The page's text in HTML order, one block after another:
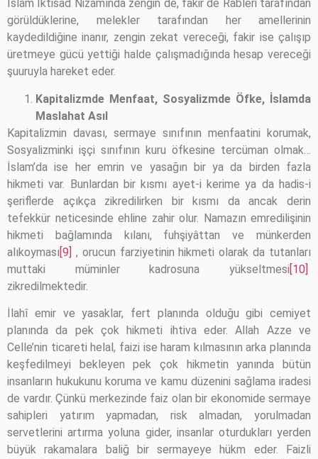
İslam İktisad Nizamında zengin de, fakir de Rableri tarafından
görüldüklerine, melekler tarafından her amellerinin
kaydedildiğine inanır, zengin zekat vereceği, fakir ise çalışıp
üretmeye gücü yettiği halde çalışmadığında hesap vereceği
şuuruyla hareket eder.
Kapitalizmde Menfaat, Sosyalizmde Öfke, İslamda
Maslahat Asıl
Kapitalizmin davası, sermaye sınıfının menfaatini korumak,
Sosyalizminki işçi sınıfının kuru öfkesine tercüman olmak…
İslam’da ise her emrin ve yasağın bir ya da birden fazla
hikmeti var. Bunlardan bir kısmı ayet-i kerime ya da hadis-i
şeriflerde açıkça zikredilirken bir kısmı da ancak derin
tefekkür neticesinde ehline zahir olur. Namazın emredilişinin
hikmeti bağlamında kılanı, fuhşiyâttan ve münkerden
alıkoyması[9] , orucun farziyetinin hikmeti olarak da tutanları
muttaki müminler kadrosuna yükseltmesi[10]
zikredilmektedir.
İlahî emir ve yasaklar, fert planında olduğu gibi cemiyet
planında da pek çok hikmeti ihtiva eder. Allah Azze ve
Celle’nin ticareti helal, faizi ise haram kılmasının arka planında
keşfedilmeyi bekleyen pek çok hikmetin yanında bütün
insanların hukukunu koruma ve kamu düzenini sağlama iradesi
de vardır. Çünkü merkezinde faiz olan bir ekonomide sermaye
sahipleri yatırım yapmadan, risk almadan, yorulmadan
servetlerini artırma yoluna gider, insanlar oturdukları yerden
büyük rakamalara baliğ bir sermayeye hükm eder. Faizli